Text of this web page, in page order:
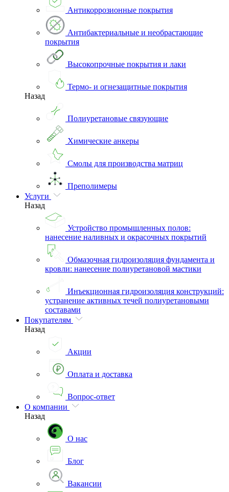
Антикоррозионные покрытия
Антибактериальные и необрастающие
покрытия
Высокопрочные покрытия и лаки
Термо- и огнезащитные покрытия
Назад
Полиуретановые связующие
Химические анкеры
Смолы для производства матриц
Преполимеры
Услуги
Назад
Устройство промышленных полов:
нанесение наливных и окрасочных покрытий
Обмазочная гидроизоляция фундамента и
кровли: нанесение полиуретановой мастики
Инъекционная гидроизоляция конструкций:
устранение активных течей полиуретановыми
составами
Покупателям
Назад
Акции
Оплата и доставка
Вопрос-ответ
О компании
Назад
О нас
Блог
Вакансии